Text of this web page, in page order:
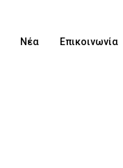
Νέα Επικοινωνία